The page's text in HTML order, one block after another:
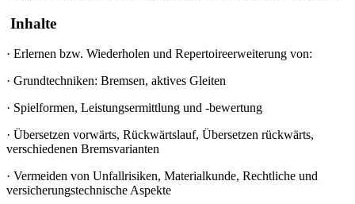
Inhalte
· Erlernen bzw. Wiederholen und Repertoireerweiterung von:
· Grundtechniken: Bremsen, aktives Gleiten
· Spielformen, Leistungsermittlung und -bewertung
· Übersetzen vorwärts, Rückwärtslauf, Übersetzen rückwärts,
verschiedenen Bremsvarianten
· Vermeiden von Unfallrisiken, Materialkunde, Rechtliche und
versicherungstechnische Aspekte